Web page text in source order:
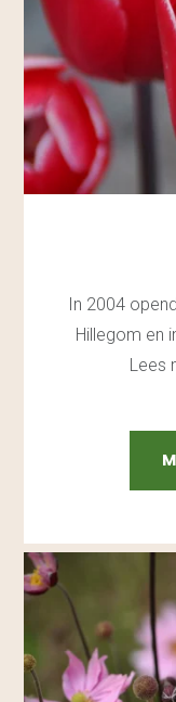
In 2004
Hillegom en
Lees